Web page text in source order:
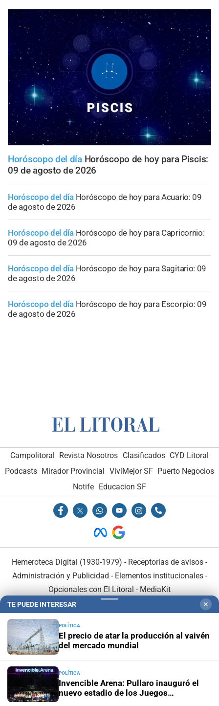
Horóscopo del día Horóscopo de hoy para Piscis:
09 de agosto de 2026
Horóscopo del día Horóscopo de hoy para Acuario: 09
de agosto de 2026
Horóscopo del día Horóscopo de hoy para Capricornio:
09 de agosto de 2026
Horóscopo del día Horóscopo de hoy para Sagitario: 09
de agosto de 2026
Horóscopo del día Horóscopo de hoy para Escorpio: 09
de agosto de 2026
Campolitoral Revista Nosotros Clasificados CYD Litoral
Podcasts Mirador Provincial VivíMejor SF Puerto Negocios
Notife Educacion SF
Hemeroteca Digital (1930-1979) - Receptorías de avisos -
Administración y Publicidad - Elementos institucionales-
Opcionales con El Litoral - MediaKit
En Asociación con:
TE PUEDE INTERESAR ✕
POLÍTICA
El precio de atar la producción al vaivén
del mercado mundial
POLÍTICA
Invencible Arena: Pullaro inauguró el
nuevo estadio de los Juegos